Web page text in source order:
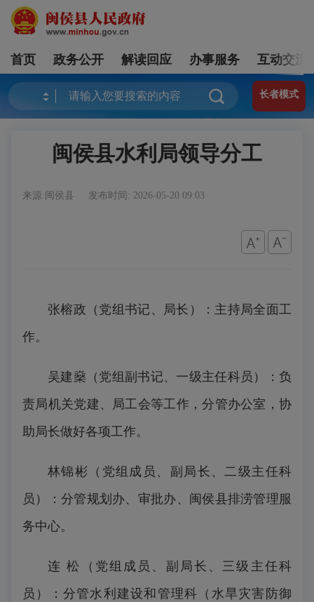
首页 政务公开 解读回应 办事服务 互动交流
长者模式
闽侯县水利局领导分工
来源:闽侯县 发布时间: 2026-05-20 09:03
张榕政（党组书记、局长）：主持局全面工
作。
吴建燊（党组副书记、一级主任科员）：负
责局机关党建、局工会等工作，分管办公室，协
助局长做好各项工作。
林锦彬（党组成员、副局长、二级主任科
员）：分管规划办、审批办、闽侯县排涝管理服
务中心。
连 松（党组成员、副局长、三级主任科
员）：分管水利建设和管理科（水旱灾害防御